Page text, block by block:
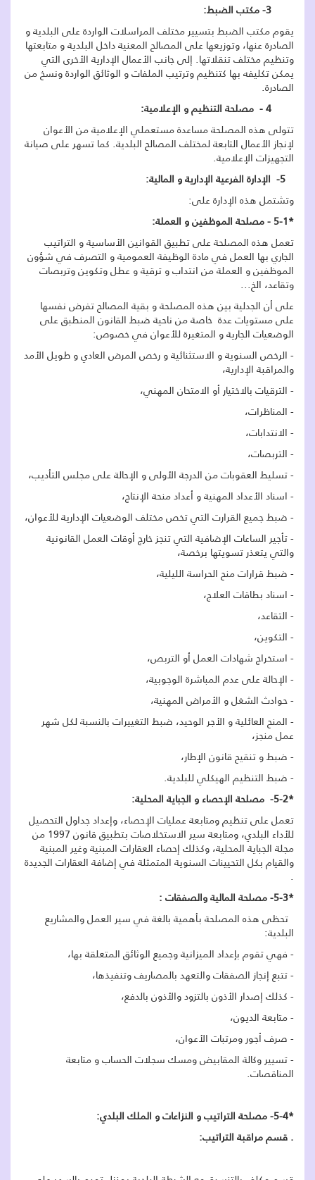
يقوم مكتب الضبط بتسيير مختلف المراسلات الواردة على البلدية و
الصادرة عنها، وتوزيعها على المصالح المعنية داخل البلدية و متابعتها
وتنظيم مختلف تنقلاتها. إلى جانب الأعمال الإدارية الأخرى التي
يمكن تكليفه بها كتنظيم وترتيب الملفات و الوثائق الواردة ونسخ من
الصادرة.
تتولى هذه المصلحة مساعدة مستعملي الإعلامية من الأعوان
لإنجاز الأعمال التابعة لمختلف المصالح البلدية. كما تسهر على صيانة
التجهيزات الإعلامية.
5- الإدارة الفرعية الإدارية و المالية:
وتشتمل هذه الإدارة على:
*5-1 - مصلحة الموظفين و العملة:
تعمل هذه المصلحة على تطبيق القوانين الأساسية و التراتيب
الجاري بها العمل في مادة الوظيفة العمومية و التصرف في شؤون
الموظفين و العملة من انتداب و ترقية و عطل وتكوين وتربصات
وتقاعد، الخ...
على أن الجدلية بين هذه المصلحة و بقية المصالح تفرض نفسها
على مستويات عدة خاصة من ناحية ضبط القانون المنطبق على
الوضعيات الجارية و المتغيرة للأعوان في خصوص:
- الرخص السنوية و الاستثنائية و رخص المرض العادي و طويل الأمد
والمراقبة الإدارية،
- الترقيات بالاختيار أو الامتحان المهني،
- المناظرات،
- الانتدابات،
- التربصات،
- تسليط العقوبات من الدرجة الأولى و الإحالة على مجلس التأديب،
- اسناد الأعداد المهنية و أعداد منحة الإنتاج،
- ضبط جميع القرارت التي تخص مختلف الوضعيات الإدارية للأعوان،
- تأجير الساعات الإضافية التي تنجز خارج أوقات العمل القانونية
والتي يتعذر تسويتها برخصة،
- ضبط قرارات منح الحراسة الليلية،
- اسناد بطاقات العلاج،
- التقاعد،
- التكوين،
- استخراج شهادات العمل أو التربص،
- الإحالة على عدم المباشرة الوجوبية،
- حوادث الشغل و الأمراض المهنية،
- المنح العائلية و الأجر الوحيد، ضبط التغييرات بالنسبة لكل شهر
عمل منجز،
- ضبط و تنقيح قانون الإطار،
- ضبط التنظيم الهيكلي للبلدية.
*5-2- مصلحة الإحصاء و الجباية المحلية:
تعمل على تنظيم ومتابعة عمليات الإحصاء، وإعداد جداول التحصيل
للأداء البلدي، ومتابعة سير الاستخلاصات بتطبيق قانون 1997 من
مجلة الجباية المحلية، وكذلك إحصاء العقارات المبنية وغير المبنية
والقيام بكل التحيينات السنوية المتمثلة في إضافة العقارات الجديدة
.
*5-3- مصلحة المالية والصفقات :
تحظى هذه المصلحة بأهمية بالغة في سير العمل والمشاريع
البلدية:
- فهي تقوم بإعداد الميزانية وجميع الوثائق المتعلقة بها،
- تتبع إنجاز الصفقات والتعهد بالمصاريف وتنفيذها،
- كذلك إصدار الأذون بالتزود والأذون بالدفع،
- متابعة الديون،
- صرف أجور ومرتبات الأعوان،
- تسيير وكالة المقابيض ومسك سجلات الحساب و متابعة
المناقصات.
*5-4- مصلحة التراتيب و النزاعات و الملك البلدي:
. قسم مراقبة التراتيب: